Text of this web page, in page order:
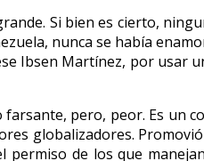
Si bien es cierto,
nunca se había
Ibsen Martínez, por usar
pero, peor. Es un
globalizadores.
de los que